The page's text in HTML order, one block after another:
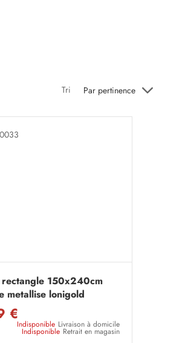
Tri Par pertinence
150x240cm
metallise lonigold
€
Indisponible Livraison à domicile
Indisponible Retrait en magasin